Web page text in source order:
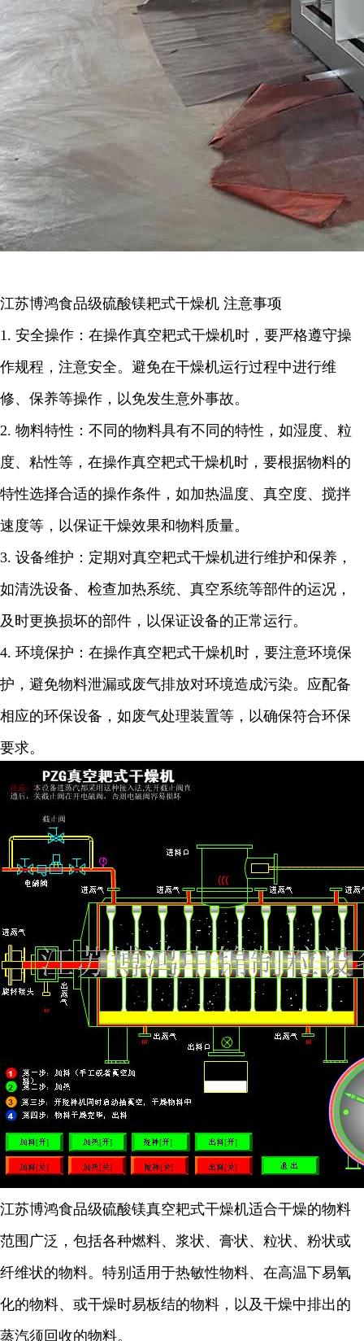
江苏博鸿食品级硫酸镁耙式干燥机 注意事项
1. 安全操作：在操作真空耙式干燥机时，要严格遵守操
作规程，注意安全。避免在干燥机运行过程中进行维
修、保养等操作，以免发生意外事故。
2. 物料特性：不同的物料具有不同的特性，如湿度、粒
度、粘性等，在操作真空耙式干燥机时，要根据物料的
特性选择合适的操作条件，如加热温度、真空度、搅拌
速度等，以保证干燥效果和物料质量。
3. 设备维护：定期对真空耙式干燥机进行维护和保养，
如清洗设备、检查加热系统、真空系统等部件的运况，
及时更换损坏的部件，以保证设备的正常运行。
4. 环境保护：在操作真空耙式干燥机时，要注意环境保
护，避免物料泄漏或废气排放对环境造成污染。应配备
相应的环保设备，如废气处理装置等，以确保符合环保
要求。
江苏博鸿食品级硫酸镁真空耙式干燥机适合干燥的物料
范围广泛，包括各种燃料、浆状、膏状、粒状、粉状或
纤维状的物料。特别适用于热敏性物料、在高温下易氧
化的物料、或干燥时易板结的物料，以及干燥中排出的
蒸汽须回收的物料。